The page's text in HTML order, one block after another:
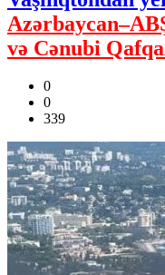
və Cənubi
0
0
339